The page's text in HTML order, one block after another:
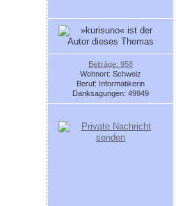
Beiträge: 958
Wohnort: Schweiz
Beruf: Informatikerin
Danksagungen: 49949